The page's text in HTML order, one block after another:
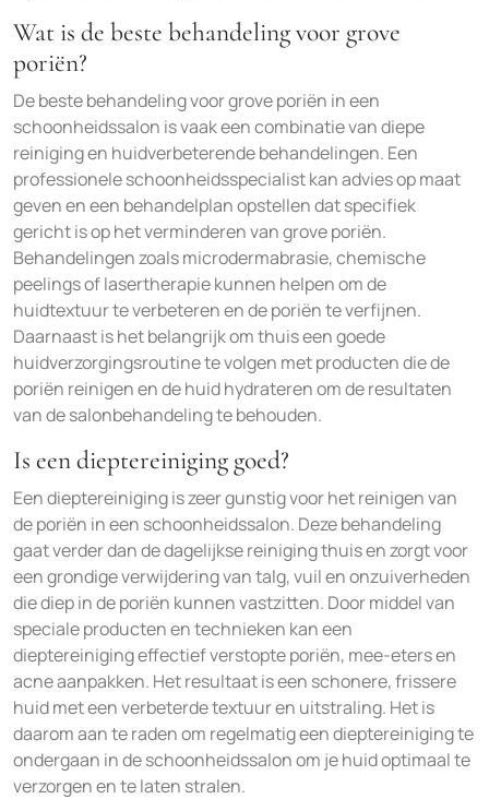
Wat is de beste behandeling voor grove
poriën?
De beste behandeling voor grove poriën in een
schoonheidssalon is vaak een combinatie van diepe
reiniging en huidverbeterende behandelingen. Een
professionele schoonheidsspecialist kan advies op maat
geven en een behandelplan opstellen dat specifiek
gericht is op het verminderen van grove poriën.
Behandelingen zoals microdermabrasie, chemische
peelings of lasertherapie kunnen helpen om de
huidtextuur te verbeteren en de poriën te verfijnen.
Daarnaast is het belangrijk om thuis een goede
huidverzorgingsroutine te volgen met producten die de
poriën reinigen en de huid hydrateren om de resultaten
van de salonbehandeling te behouden.
Is een dieptereiniging goed?
Een dieptereiniging is zeer gunstig voor het reinigen van
de poriën in een schoonheidssalon. Deze behandeling
gaat verder dan de dagelijkse reiniging thuis en zorgt voor
een grondige verwijdering van talg, vuil en onzuiverheden
die diep in de poriën kunnen vastzitten. Door middel van
speciale producten en technieken kan een
dieptereiniging effectief verstopte poriën, mee-eters en
acne aanpakken. Het resultaat is een schonere, frissere
huid met een verbeterde textuur en uitstraling. Het is
daarom aan te raden om regelmatig een dieptereiniging te
ondergaan in de schoonheidssalon om je huid optimaal te
verzorgen en te laten stralen.